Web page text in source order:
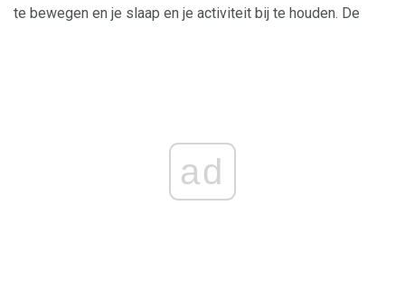
te bewegen en je slaap en je activiteit bij te houden. De
ad